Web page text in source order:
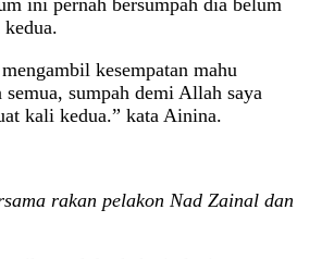
kesempatan mahu
semua, sumpah demi Allah saya
kali kedua.” kata Ainina.
rakan pelakon Nad Zainal dan